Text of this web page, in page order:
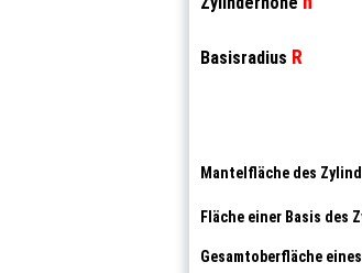
Basisradius R
Mantelfläche des
Fläche einer Basis des
Gesamtoberfläche